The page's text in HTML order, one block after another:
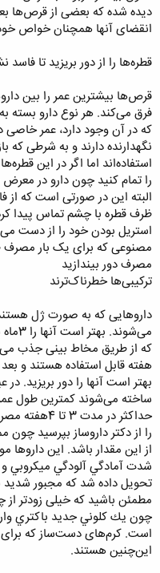
دیده شده که بعضی از قرص‌ها
انقضای آنها همچنان خواص
قطره‌ها را از دور بریزید تا فاسد
قرص‌ها بیشترین عمر را بین
فرق می‌کند. هر نوع دارو بسته
که در آن وجود دارد، عمر خاصی
نگهدارنده دارند و به شرطی که
را تمام کنید چون دارو در
البته این در صورتی است که از
ظرف قطره با چشم تماس پیدا
استریل بودن خود را از دست
مصنوعی که برای یک بار مصرف
مصرف دور بیندازید
ترکیبی‌ها خطرناک‌ترند
داروهایی که به صورت ژل
که از طریق مخاط بینی جذب
هفته قابل استفاده هستند و
بهتر است آنها را دور بریزید.
ساخته می‌شوند کمترین طول عمر
حداکثر در
را از دکتر داروساز بپرسید
از این مقدار باشد. این داروها
شدت آمادگي آلودگي ميكروبي و
تحویل داده شد که مجبور
مطمئن باشید که خیلی زودتر
چون يك كلوني جديد باكتري
است. کرم‌های دست‌ساز که
این‌چنین هستند.